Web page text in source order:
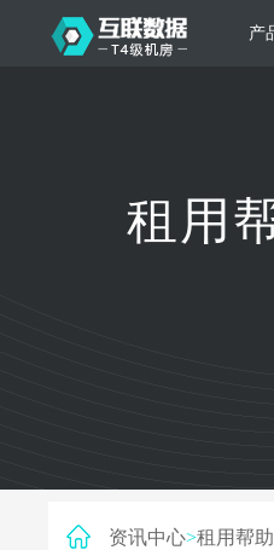
产
日本服务器 新加坡服
根据不同规模的网站提供可定
构和 一站式协助租用
资讯中心>租用帮助